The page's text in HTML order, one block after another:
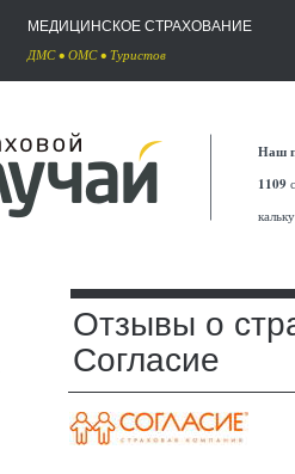
МЕДИЦИНСКОЕ СТРАХОВАНИЕ
ДМС• ОМС• Туристов
Наш
1109
Отзывы о
Согласие